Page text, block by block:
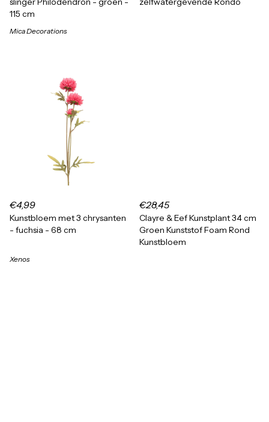
115 cm
Mica Decorations
€4,99
Kunstbloem met 3 chrysanten
- fuchsia - 68 cm
Xenos
€28,45
Clayre & Eef Kunstplant 34 cm
Groen Kunststof Foam Rond
Kunstbloem